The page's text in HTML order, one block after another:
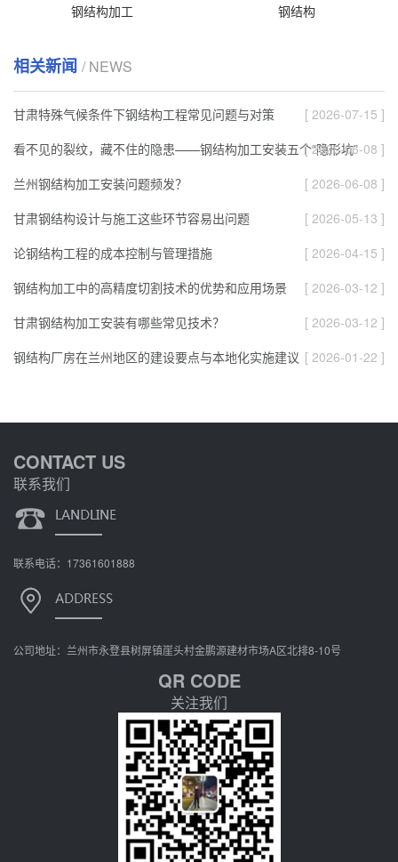
钢结构加工 钢结构
相关新闻 / NEWS
甘肃特殊气候条件下钢结构工程常见问题与对策
[ 2026-07-15 ]
看不见的裂纹，藏不住的隐患——钢结构加工安装五个“隐形坑”
[ 2026-06-08 ]
兰州钢结构加工安装问题频发？
[ 2026-06-08 ]
甘肃钢结构设计与施工这些环节容易出问题
[ 2026-05-13 ]
论钢结构工程的成本控制与管理措施
[ 2026-04-15 ]
钢结构加工中的高精度切割技术的优势和应用场景
[ 2026-03-12 ]
甘肃钢结构加工安装有哪些常见技术？
[ 2026-03-12 ]
钢结构厂房在兰州地区的建设要点与本地化实施建议 [ 2026-01-22 ]
CONTACT US
联系我们
联系电话：17361601888
公司地址：兰州市永登县树屏镇崖头村金鹏源建材市场A区北排8-10号
QR CODE
关注我们